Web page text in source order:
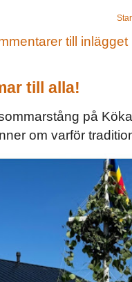
till inlägget
till alla!
på
om varför